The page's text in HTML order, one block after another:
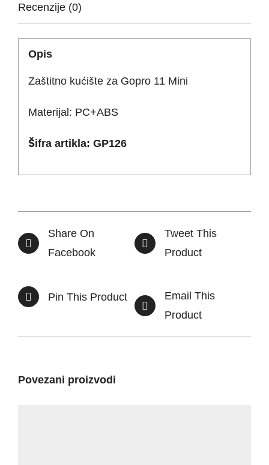
Mini
Recenzije (0)
Opis
Zaštitno kućište za Gopro 11 Mini
Materijal: PC+ABS
Šifra artikla: GP126
Share On
Facebook
Tweet This
Product
Pin This Product
Email This
Product
Povezani proizvodi